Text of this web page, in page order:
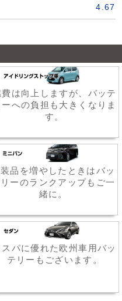
4.67
費は向上しますが、バッテ
ーへの負担も大きくなりま
す。
品を増やしたときはバッ
ーのランクアップもご一
緒に。
スパに優れた欧州車用バッ
テリーもございます。